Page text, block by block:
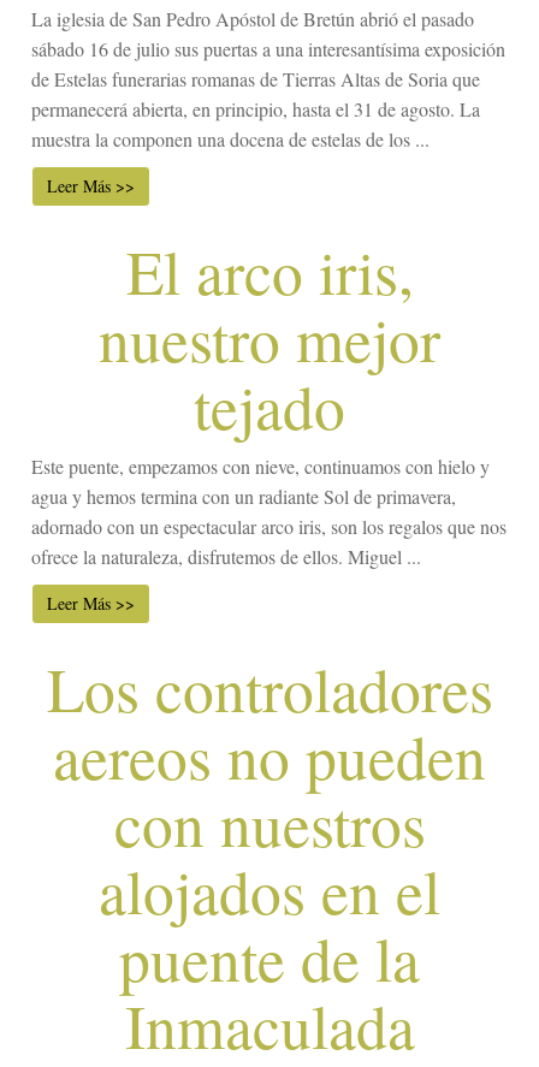
La iglesia de San Pedro Apóstol de Bretún abrió el pasado
sábado 16 de julio sus puertas a una interesantísima exposición
de Estelas funerarias romanas de Tierras Altas de Soria que
permanecerá abierta, en principio, hasta el 31 de agosto. La
muestra la componen una docena de estelas de los ...
Leer Más >>
El arco iris,
nuestro mejor
tejado
Este puente, empezamos con nieve, continuamos con hielo y
agua y hemos termina con un radiante Sol de primavera,
adornado con un espectacular arco iris, son los regalos que nos
ofrece la naturaleza, disfrutemos de ellos. Miguel ...
Leer Más >>
Los controladores
aereos no pueden
con nuestros
alojados en el
puente de la
Inmaculada